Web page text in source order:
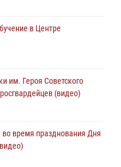
Москве подвели итоги
в Центре
им. Героя Советского
(видео)
во время празднования Дня